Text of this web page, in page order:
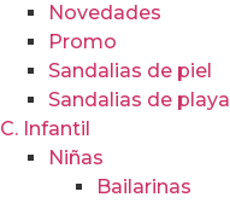
Novedades
Promo
Sandalias de piel
Sandalias de playa
C. Infantil
Niñas
Bailarinas